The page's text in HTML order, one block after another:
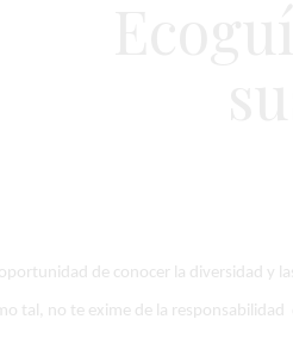
de conocer la diversidad y
tal, no te exime de la